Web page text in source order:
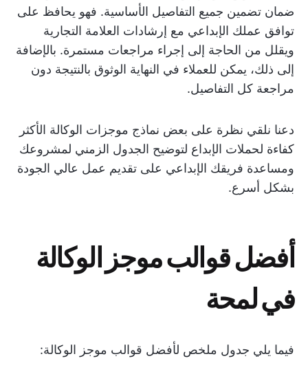
ضمان تضمين جميع التفاصيل الأساسية. فهو يحافظ على
توافق عملك الإبداعي مع إرشادات العلامة التجارية
ويقلل من الحاجة إلى إجراء مراجعات مستمرة. بالإضافة
إلى ذلك، يمكن للعملاء في النهاية الوثوق بالنتيجة دون
مراجعة كل التفاصيل.
دعنا نلقي نظرة على بعض نماذج موجزات الوكالة الأكثر
كفاءة لحملات الإبداع لتوضيح الجدول الزمني لمشروعك
ومساعدة فريقك الإبداعي على تقديم عمل عالي الجودة
بشكل أسرع.
أفضل قوالب موجز الوكالة
في لمحة
فيما يلي جدول ملخص لأفضل قوالب موجز الوكالة: